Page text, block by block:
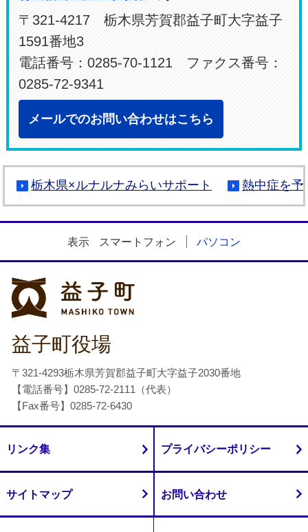
〒321-4217 栃木県芳賀郡益子町大字益子
1591番地3
電話番号：0285-70-1121 ファクス番号：
0285-72-9341
メールでのお問い合わせはこちら
栃木県×ルナルナみらいサポート 熱中症を予
表示 スマートフォン パソコン
益子町役場
〒321-4293栃木県芳賀郡益子町大字益子2030番地
【電話番号】0285-72-2111（代表）
【Fax番号】0285-72-6430
リンク集 プライバシーポリシー
サイトマップ お問い合わせ